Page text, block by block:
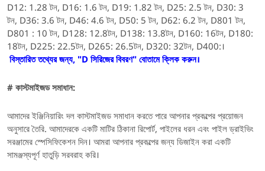
D12: 1.28 টন, D16: 1.6 টন, D19: 1.82 টন, D25: 2.5 টন, D30: 3
টন, D36: 3.6 টন, D46: 4.6 টন, D50: 5 টন, D62: 6.2 টন, D801 টন,
D801 : 10 টন, D128: 12.8টন, D138: 13.8টন, D160: 16টন, D180:
18টন, D225: 22.5টন, D265: 26.5টন, D320: 32টন, D400:।
বিস্তারিত তথ্যের জন্য, "D সিরিজের বিবরণ" বোতামে ক্লিক করুন।
# কাস্টমাইজড সমাধান:
আমাদের ইঞ্জিনিয়ারিং দল কাস্টমাইজড সমাধান করতে পারে আপনার প্রকল্পের প্রয়োজন
অনুসারে তৈরি. আমাদেরকে একটি মাটির ঠিকানা রিপোর্ট, পাইলের ধরন এবং পাইল ড্রাইভিং
সরঞ্জামের স্পেসিফিকেশন দিন। আমরা আপনার প্রকল্পের জন্য ডিজাইন করা একটি
সামঞ্জস্যপূর্ণ হাতুড়ি সরবরাহ করি।